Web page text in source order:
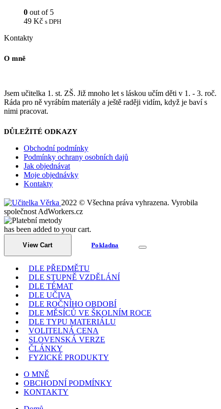
0 out of 5
49 Kč s DPH
Kontakty
O mně
Jsem učitelka 1. st. ZŠ. Již mnoho let s láskou učím děti v 1. - 3. roč.
Ráda pro ně vyrábím materiály a ještě raději vidím, když je baví s
nimi pracovat.
DŮLEŽITÉ ODKAZY
Obchodní podmínky
Podmínky ochrany osobních dajů
Jak objednávat
Moje objednávky
Kontakty
2022 © Všechna práva vyhrazena. Vyrobila
společnost AdWorkers.cz
has been added to your cart.
View Cart Pokladna
DLE PŘEDMĚTU
DLE STUPNĚ VZDĚLÁNÍ
DLE TÉMAT
DLE UČIVA
DLE ROČNÍHO OBDOBÍ
DLE MĚSÍCŮ VE ŠKOLNÍM ROCE
DLE TYPU MATERIÁLU
VOLITELNÁ CENA
SLOVENSKÁ VERZE
ČLÁNKY
FYZICKÉ PRODUKTY
O MNĚ
OBCHODNÍ PODMÍNKY
KONTAKTY